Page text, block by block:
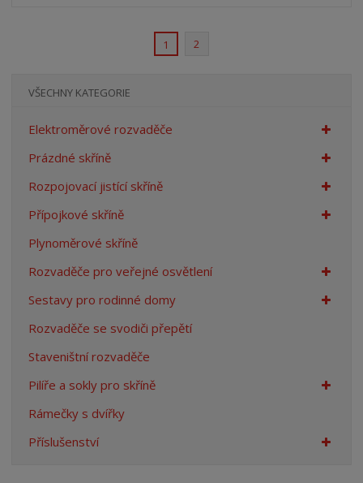
1 2
VŠECHNY KATEGORIE
Elektroměrové rozvaděče
Prázdné skříně
Rozpojovací jistící skříně
Přípojkové skříně
Plynoměrové skříně
Rozvaděče pro veřejné osvětlení
Sestavy pro rodinné domy
Rozvaděče se svodiči přepětí
Staveništní rozvaděče
Pilíře a sokly pro skříně
Rámečky s dvířky
Příslušenství